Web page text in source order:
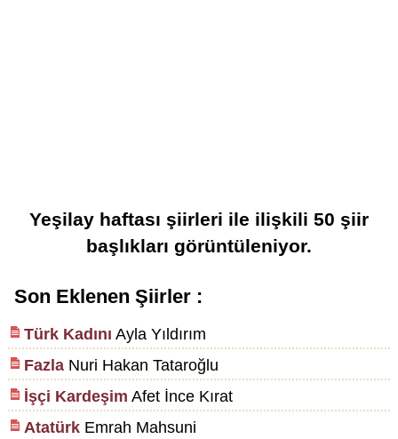
Yeşilay haftası şiirleri ile ilişkili 50 şiir
başlıkları görüntüleniyor.
Son Eklenen Şiirler :
Türk Kadını Ayla Yıldırım
FazlaNuri Hakan Tataroğlu
İşçi Kardeşim Afet İnce Kırat
AtatürkEmrah Mahsuni